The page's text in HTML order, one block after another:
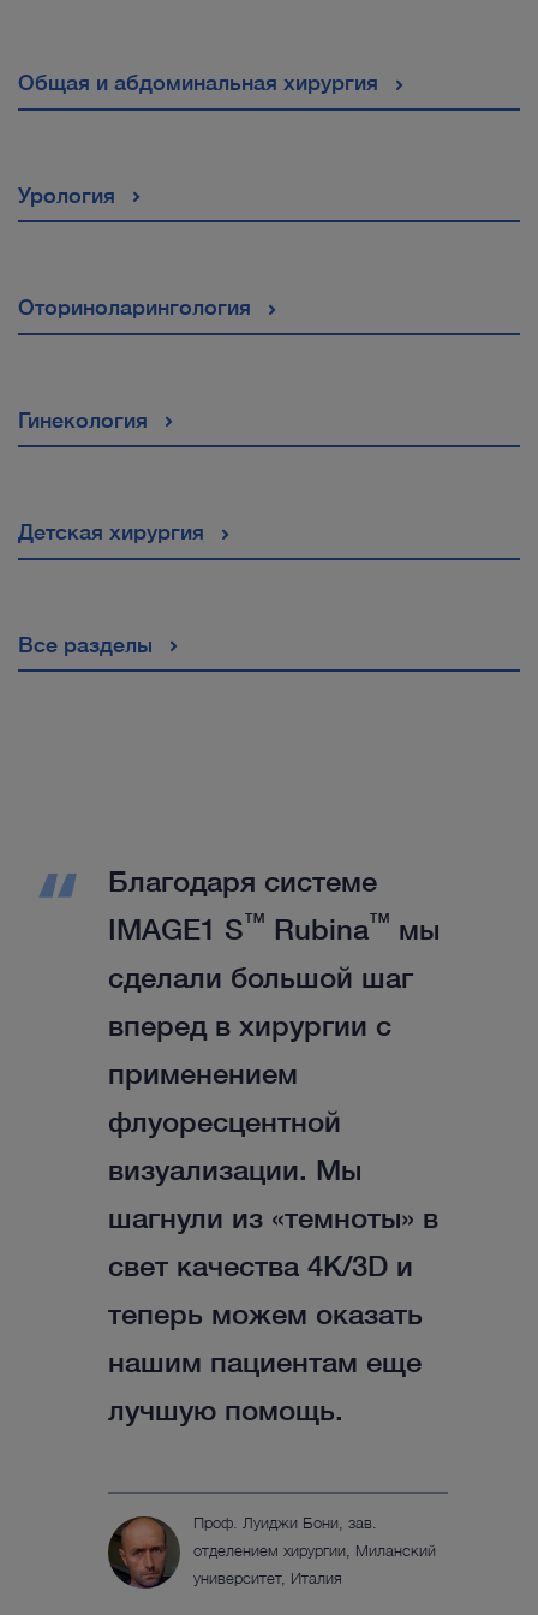
Общая и абдоминальная хирургия
Урология
Оториноларингология
Гинекология
Детская хирургия
Все разделы
Благодаря системе
IMAGE1 S ™ Rubina™ мы
сделали большой шаг
вперед в хирургии с
применением
флуоресцентной
визуализации. Мы
шагнули из «темноты» в
свет качества 4K/3D и
теперь можем оказать
нашим пациентам еще
лучшую помощь.
Проф. Луиджи Бони, зав.
отделением хирургии, Миланский
университет, Италия